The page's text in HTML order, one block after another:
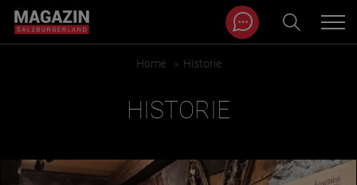
Magazin durchsuchen...
Home » Historie
HISTORIE